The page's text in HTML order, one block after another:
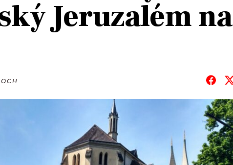
Jeruzalém na